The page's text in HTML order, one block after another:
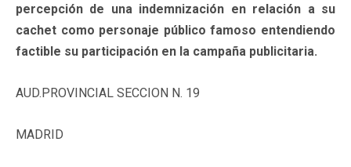
percepción de una indemnización en relación a su
cachet como personaje público famoso entendiendo
factible su participación en la campaña publicitaria.
AUD.PROVINCIAL SECCION N. 19
MADRID